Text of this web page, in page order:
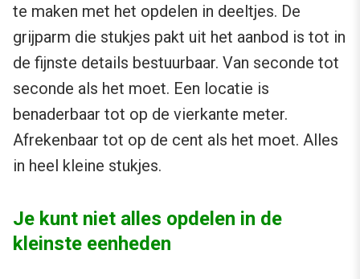
te maken met het opdelen in deeltjes. De
grijparm die stukjes pakt uit het aanbod is tot in
de fijnste details bestuurbaar. Van seconde tot
seconde als het moet. Een locatie is
benaderbaar tot op de vierkante meter.
Afrekenbaar tot op de cent als het moet. Alles
in heel kleine stukjes.
Je kunt niet alles opdelen in de
kleinste eenheden